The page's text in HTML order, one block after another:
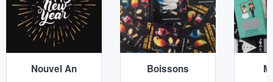
Nouvel An Boissons